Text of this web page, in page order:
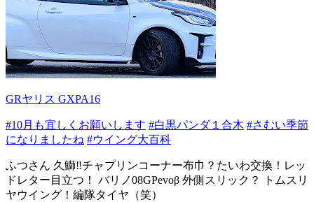
GRヤリス GXPA16
#10月も宜しくお願いします #白黒パンダ１合木 #さむい季節
になりましたね #ウイング大百科
ふつさん 久鰤‼️チャプリンコーナー布巾？たいわ交換！レッ
ドレター目立つ！ バリノ08GPevoβ 外側スリック？ トムスリ
ヤウイング！編隊タイヤ（笑）